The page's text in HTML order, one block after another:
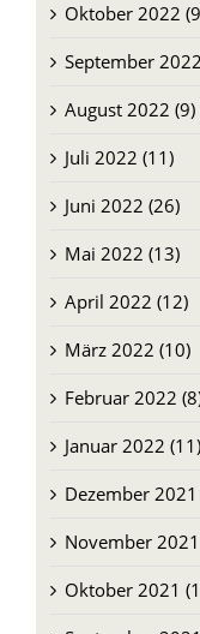
Oktober 2022
September
August 2022 (9)
Juli 2022 (11)
Juni 2022 (26)
Mai 2022 (13)
April 2022 (12)
März 2022 (10)
Februar 2022
Januar 2022 (11)
Dezember
November
Oktober 2021